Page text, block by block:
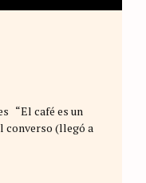
“El café es un
(llegó a